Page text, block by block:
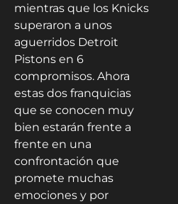
mientras que los Knicks
superaron a unos
aguerridos Detroit
Pistons en 6
compromisos. Ahora
estas dos franquicias
que se conocen muy
bien estarán frente a
frente en una
confrontación que
promete muchas
emociones y por